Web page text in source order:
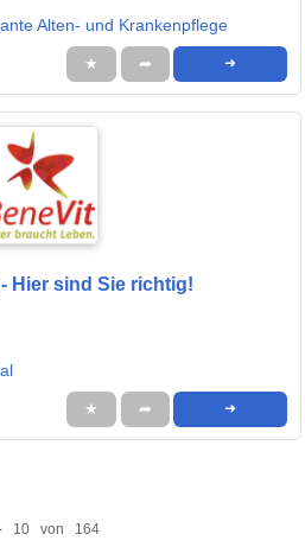
Alten- und Krankenpflege
★ ➦ ➜
Hier sind Sie richtig!
★ ➦ ➜
10 von 164